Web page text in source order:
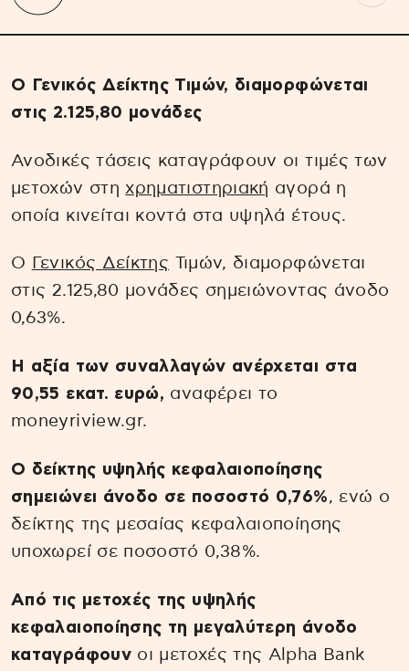
O Γενικός Δείκτης Τιμών, διαμορφώνεται
στις 2.125,80 μονάδες
Ανοδικές τάσεις καταγράφουν οι τιμές των
μετοχών στη χρηματιστηριακή αγορά η
οποία κινείται κοντά στα υψηλά έτους.
O Γενικός Δείκτης Τιμών, διαμορφώνεται
στις 2.125,80 μονάδες σημειώνοντας άνοδο
0,63%.
Η αξία των συναλλαγών ανέρχεται στα
90,55 εκατ. ευρώ, αναφέρει το
moneyriview.gr.
Ο δείκτης υψηλής κεφαλαιοποίησης
σημειώνει άνοδο σε ποσοστό 0,76%, ενώ ο
δείκτης της μεσαίας κεφαλαιοποίησης
υποχωρεί σε ποσοστό 0,38%.
Από τις μετοχές της υψηλής
κεφαλαιοποίησης τη μεγαλύτερη άνοδο
καταγράφουνοι μετοχές της Alpha Bank